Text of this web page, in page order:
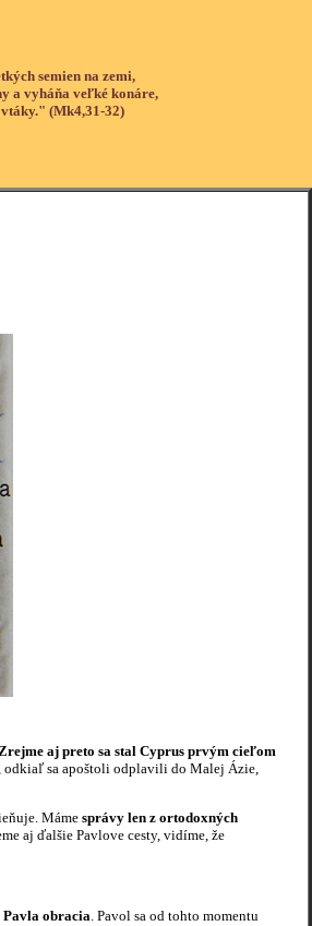
semien na zemi,
a vyháňa veľké konáre,
(Mk4,31-32)
aj preto sa stal Cyprus prvým cieľom
odkiaľ sa apoštoli odplavili do Malej Ázie,
Máme správy len z ortodoxných
aj ďalšie Pavlove cesty, vidíme, že
Pavla obracia. Pavol sa od tohto momentu